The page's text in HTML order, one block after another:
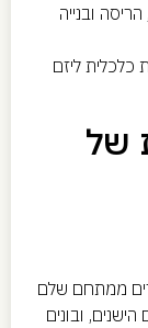
ובנייה
כלכלית ליזם
של
ממתחם שלם
הישנים, ובונים